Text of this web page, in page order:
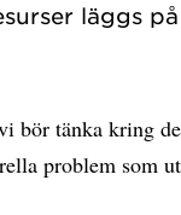
bör tänka kring de
problem som